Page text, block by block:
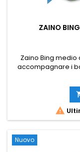
ZAINO
Zaino Bing
accompagnare i
Perfetto per

Nuovo